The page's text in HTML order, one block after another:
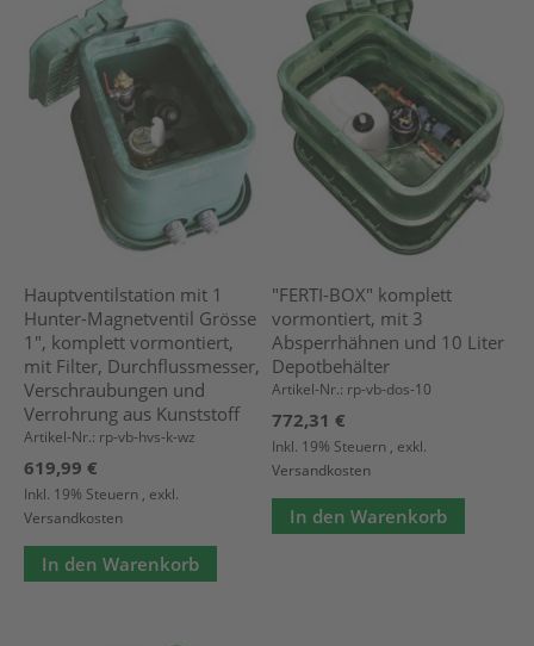
Hauptventilstation mit 1
Hunter-Magnetventil Grösse
1", komplett vormontiert,
mit Filter, Durchflussmesser,
Verschraubungen und
Verrohrung aus Kunststoff
Artikel-Nr.: rp-vb-hvs-k-wz
619,99 €
Inkl. 19% Steuern , exkl.
Versandkosten
In den Warenkorb
"FERTI-BOX" komplett
vormontiert, mit 3
Absperrhähnen und 10 Liter
Depotbehälter
Artikel-Nr.: rp-vb-dos-10
772,31 €
Inkl. 19% Steuern , exkl.
Versandkosten
In den Warenkorb